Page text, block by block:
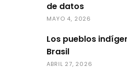
de datos
MAYO 4, 2026
Los pueblos
Brasil
ABRIL 27, 2026